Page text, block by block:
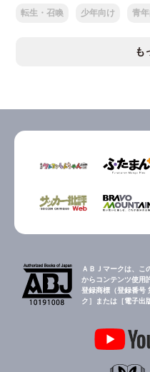
転生・召喚 少年向け 青
も
ＡＢＪマークは、こ
からコンテンツ使用
登録商標（登録番号
ク］または［電子出